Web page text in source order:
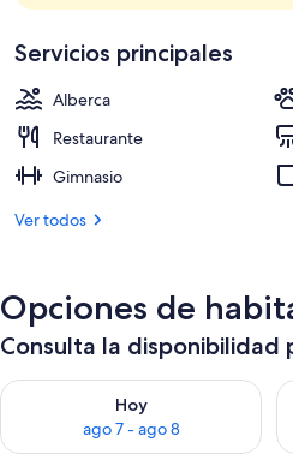
Servicios principales
Alberca
Restaurante
Gimnasio
Ver todos
Opciones de
Consulta la disponibilidad
Hoy
ago 7 - ago 8
Consulta la disponibilidad para